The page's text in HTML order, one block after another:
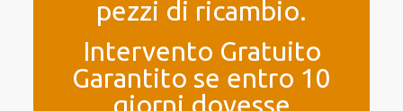
pezzi di ricambio.
Intervento Gratuito
Garantito se entro 10
giorni dovesse